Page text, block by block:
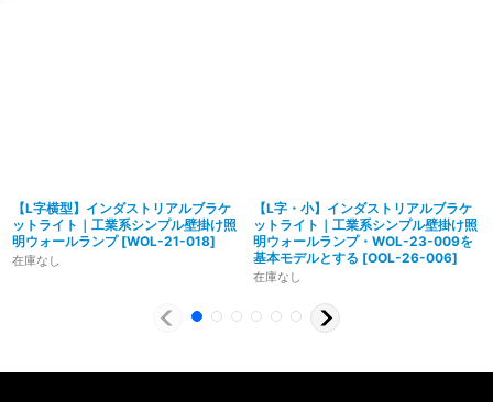
製造からアフターフォローまで自店で行う一貫
ハイロミドットコムでは、アンティーク照明のリメイクやオ
【L字横型】インダストリアルブラケ
ットライト｜工業系シンプル壁掛け照
明ウォールランプ [WOL-21-018]
在庫なし
【L字・小】インダストリアルブラケ
ットライト｜工業系シンプル壁掛け照
明ウォールランプ・WOL-23-009を
基本モデルとする [OOL-26-006]
在庫なし